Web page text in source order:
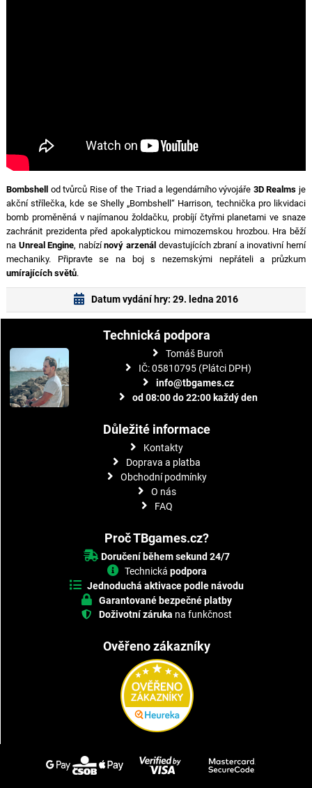
Bombshellod tvůrců Rise of the Triada legendárního vývojáře 3D Realms je
akční střílečka, kde se Shelly „Bombshell“ Harrison, technička pro likvidaci
bomb proměněná v najímanou žoldačku, probíjí čtyřmi planetami ve snaze
zachránit prezidenta před apokalyptickou mimozemskou hrozbou. Hra běží
na Unreal Engine, nabízínový arzenál devastujících zbraní a inovativní herní
mechaniky. Připravte se na boj s nezemskými nepřáteli a průzkum
umírajících světů.
Datum vydání hry: 29. ledna 2016
Technická podpora
Tomáš Buroň
IČ: 05810795 (Plátci DPH)
info@tbgames.cz
od 08:00 do 22:00 každý den
Důležité informace
Kontakty
Doprava a platba
Obchodní podmínky
O nás
FAQ
Proč TBgames.cz?
Doručení během sekund 24/7
Technická podpora
Jednoduchá aktivace podle návodu
Garantované bezpečné platby
Doživotní záruka na funkčnost
Ověřeno zákazníky